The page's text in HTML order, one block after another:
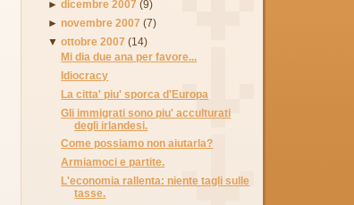
►dicembre 2007 (9)
►novembre 2007 (7)
▼ottobre 2007 (14)
Mi dia due ana per favore...
Idiocracy
La citta' piu' sporca d'Europa
Gli immigrati sono piu' acculturati
degli irlandesi.
Come possiamo non aiutarla?
Armiamoci e partite.
L'economia rallenta: niente tagli sulle
tasse.